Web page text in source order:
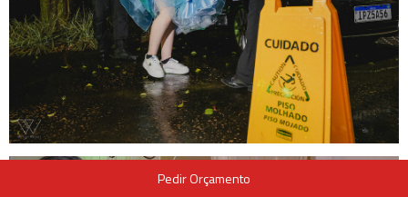
Pedir Orçamento